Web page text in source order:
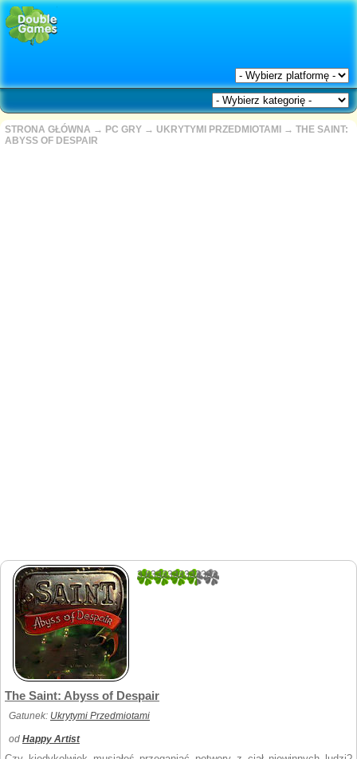
STRONA GŁÓWNA → PC GRY → UKRYTYMI PRZEDMIOTAMI → THE SAINT:
ABYSS OF DESPAIR
3.8333333333333
The Saint: Abyss of Despair
Gatunek: Ukrytymi Przedmiotami
od Happy Artist